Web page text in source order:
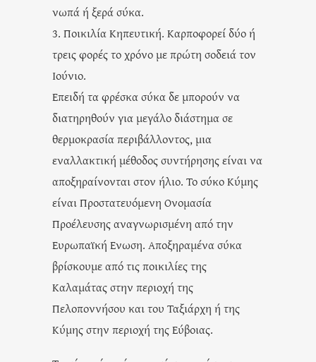
νωπά ή ξερά σύκα.
3. Ποικιλία Κηπευτική. Καρποφορεί δύο ή
τρεις φορές το χρόνο με πρώτη σοδειά τον
Ιούνιο.
Επειδή τα φρέσκα σύκα δε μπορούν να
διατηρηθούν για μεγάλο διάστημα σε
θερμοκρασία περιβάλλοντος, μια
εναλλακτική μέθοδος συντήρησης είναι να
αποξηραίνονται στον ήλιο. Το σύκο Κύμης
είναι Προστατευόμενη Ονομασία
Προέλευσης αναγνωρισμένη από την
Ευρωπαϊκή Ενωση. Αποξηραμένα σύκα
βρίσκουμε από τις ποικιλίες της
Καλαμάτας στην περιοχή της
Πελοποννήσου και του Ταξιάρχη ή της
Κύμης στην περιοχή της Εύβοιας.